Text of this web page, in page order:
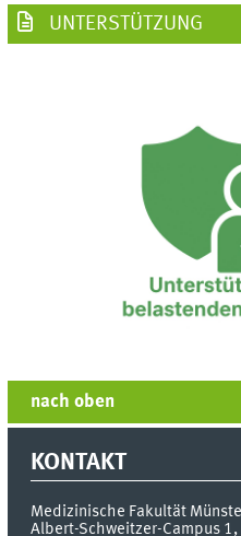
UNTERSTÜTZUNG
nach oben
KONTAKT
Medizinische Fakultät
Albert-Schweitzer-Campus 1,